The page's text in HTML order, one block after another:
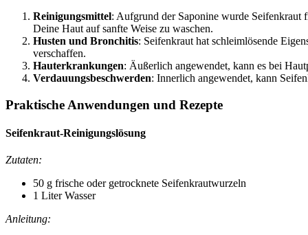
Reinigungsmittel: Aufgrund der Saponine wurde Seifenkraut
Deine Haut auf sanfte Weise zu waschen.
Husten und Bronchitis: Seifenkraut hat schleimlösende
verschaffen.
Hauterkrankungen: Äußerlich angewendet, kann es bei
Verdauungsbeschwerden: Innerlich angewendet, kann
Praktische Anwendungen und Rezepte
Seifenkraut-Reinigungslösung
Zutaten:
50 g frische oder getrocknete Seifenkrautwurzeln
1 Liter Wasser
Anleitung: